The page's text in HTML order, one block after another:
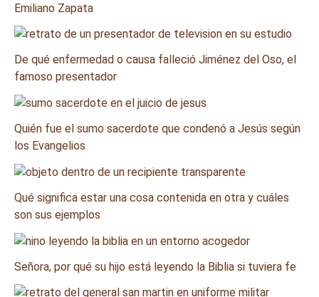
Emiliano Zapata
De qué enfermedad o causa falleció Jiménez del Oso, el
famoso presentador
Quién fue el sumo sacerdote que condenó a Jesús según
los Evangelios
Qué significa estar una cosa contenida en otra y cuáles
son sus ejemplos
Señora, por qué su hijo está leyendo la Biblia si tuviera fe